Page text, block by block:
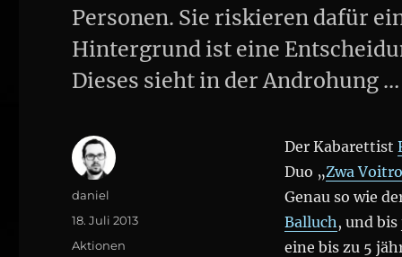
Personen. Sie riskieren dafür
Hintergrund ist eine
Dieses sieht in der Androhung
Der Kabarettist
Duo „Zwa
Genau so wie
Balluch, und
eine bis zu 5
Author
daniel
Posted
on
18. Juli 2013
Categories
Aktionen